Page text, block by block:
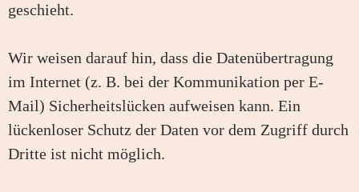
geschieht.
Wir weisen darauf hin, dass die Datenübertragung
im Internet (z. B. bei der Kommunikation per E-
Mail) Sicherheitslücken aufweisen kann. Ein
lückenloser Schutz der Daten vor dem Zugriff durch
Dritte ist nicht möglich.